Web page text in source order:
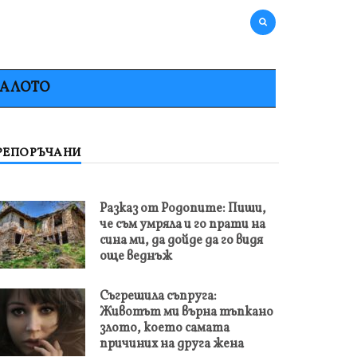
Разказ от Родопите: Пиши,
че съм умряла и го прати на
сина ми, да дойде да го видя
още веднъж
Съгрешила съпруга:
Животът ми върна тъпкано
злото, което самата
причиних на друга жена